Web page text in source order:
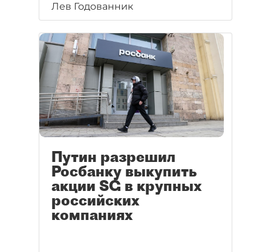
уведомлений о нераскрытии
информации в Государственный
информационный ресурс
бухгалтерской отчётности.
Лев Годованник
Путин разрешил
Росбанку выкупить
акции SG в крупных
российских
компаниях